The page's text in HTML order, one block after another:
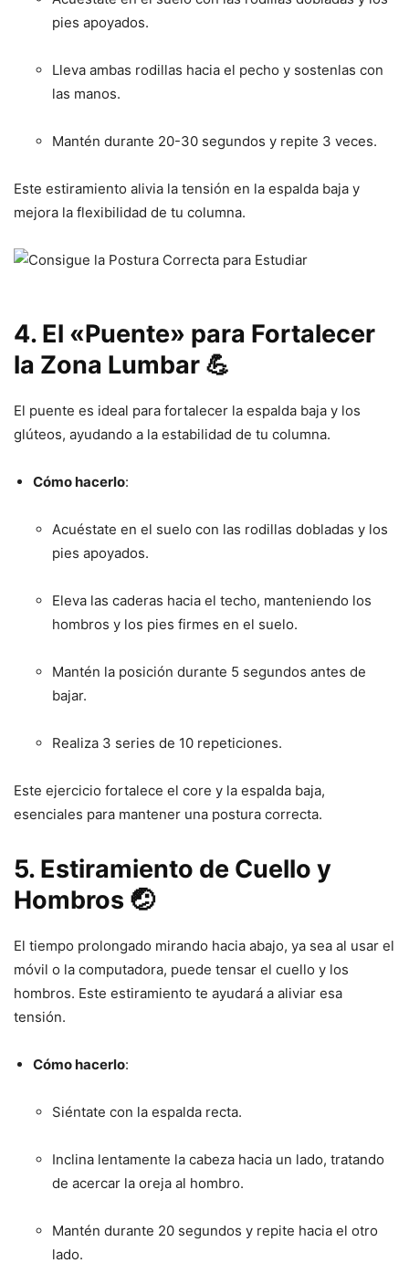
pies apoyados.
Lleva ambas rodillas hacia el pecho y sostenlas con
las manos.
Mantén durante 20-30 segundos y repite 3 veces.
Este estiramiento alivia la tensión en la espalda baja y
mejora la flexibilidad de tu columna.
4. El «Puente» para Fortalecer
la Zona Lumbar 💪
El puente es ideal para fortalecer la espalda baja y los
glúteos, ayudando a la estabilidad de tu columna.
Cómo hacerlo:
Acuéstate en el suelo con las rodillas dobladas y los
pies apoyados.
Eleva las caderas hacia el techo, manteniendo los
hombros y los pies firmes en el suelo.
Mantén la posición durante 5 segundos antes de
bajar.
Realiza 3 series de 10 repeticiones.
Este ejercicio fortalece el core y la espalda baja,
esenciales para mantener una postura correcta.
5. Estiramiento de Cuello y
Hombros 🤕
El tiempo prolongado mirando hacia abajo, ya sea al usar el
móvil o la computadora, puede tensar el cuello y los
hombros. Este estiramiento te ayudará a aliviar esa
tensión.
Cómo hacerlo:
Siéntate con la espalda recta.
Inclina lentamente la cabeza hacia un lado, tratando
de acercar la oreja al hombro.
Mantén durante 20 segundos y repite hacia el otro
lado.